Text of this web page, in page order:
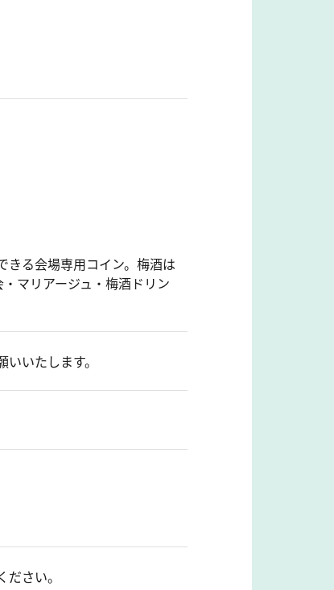
る会場専用コイン。梅酒は
マリアージュ・梅酒ドリン
いたします。
さい。